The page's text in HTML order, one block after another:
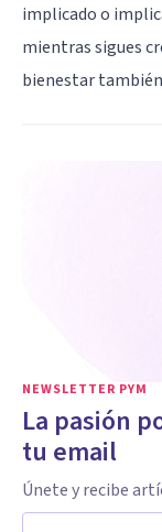
implicado o
mientras sigues
bienestar
NEWSLETTER PYM
La pasión
tu email
Únete y recibe